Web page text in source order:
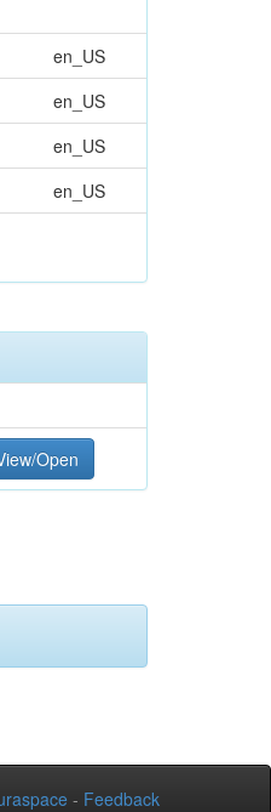
en_US
en_US
en_US
en_US
Open
- Feedback